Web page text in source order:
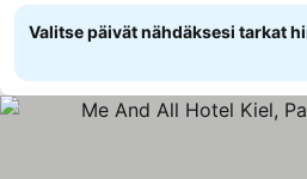
Valitse päivät nähdäksesi tarkat